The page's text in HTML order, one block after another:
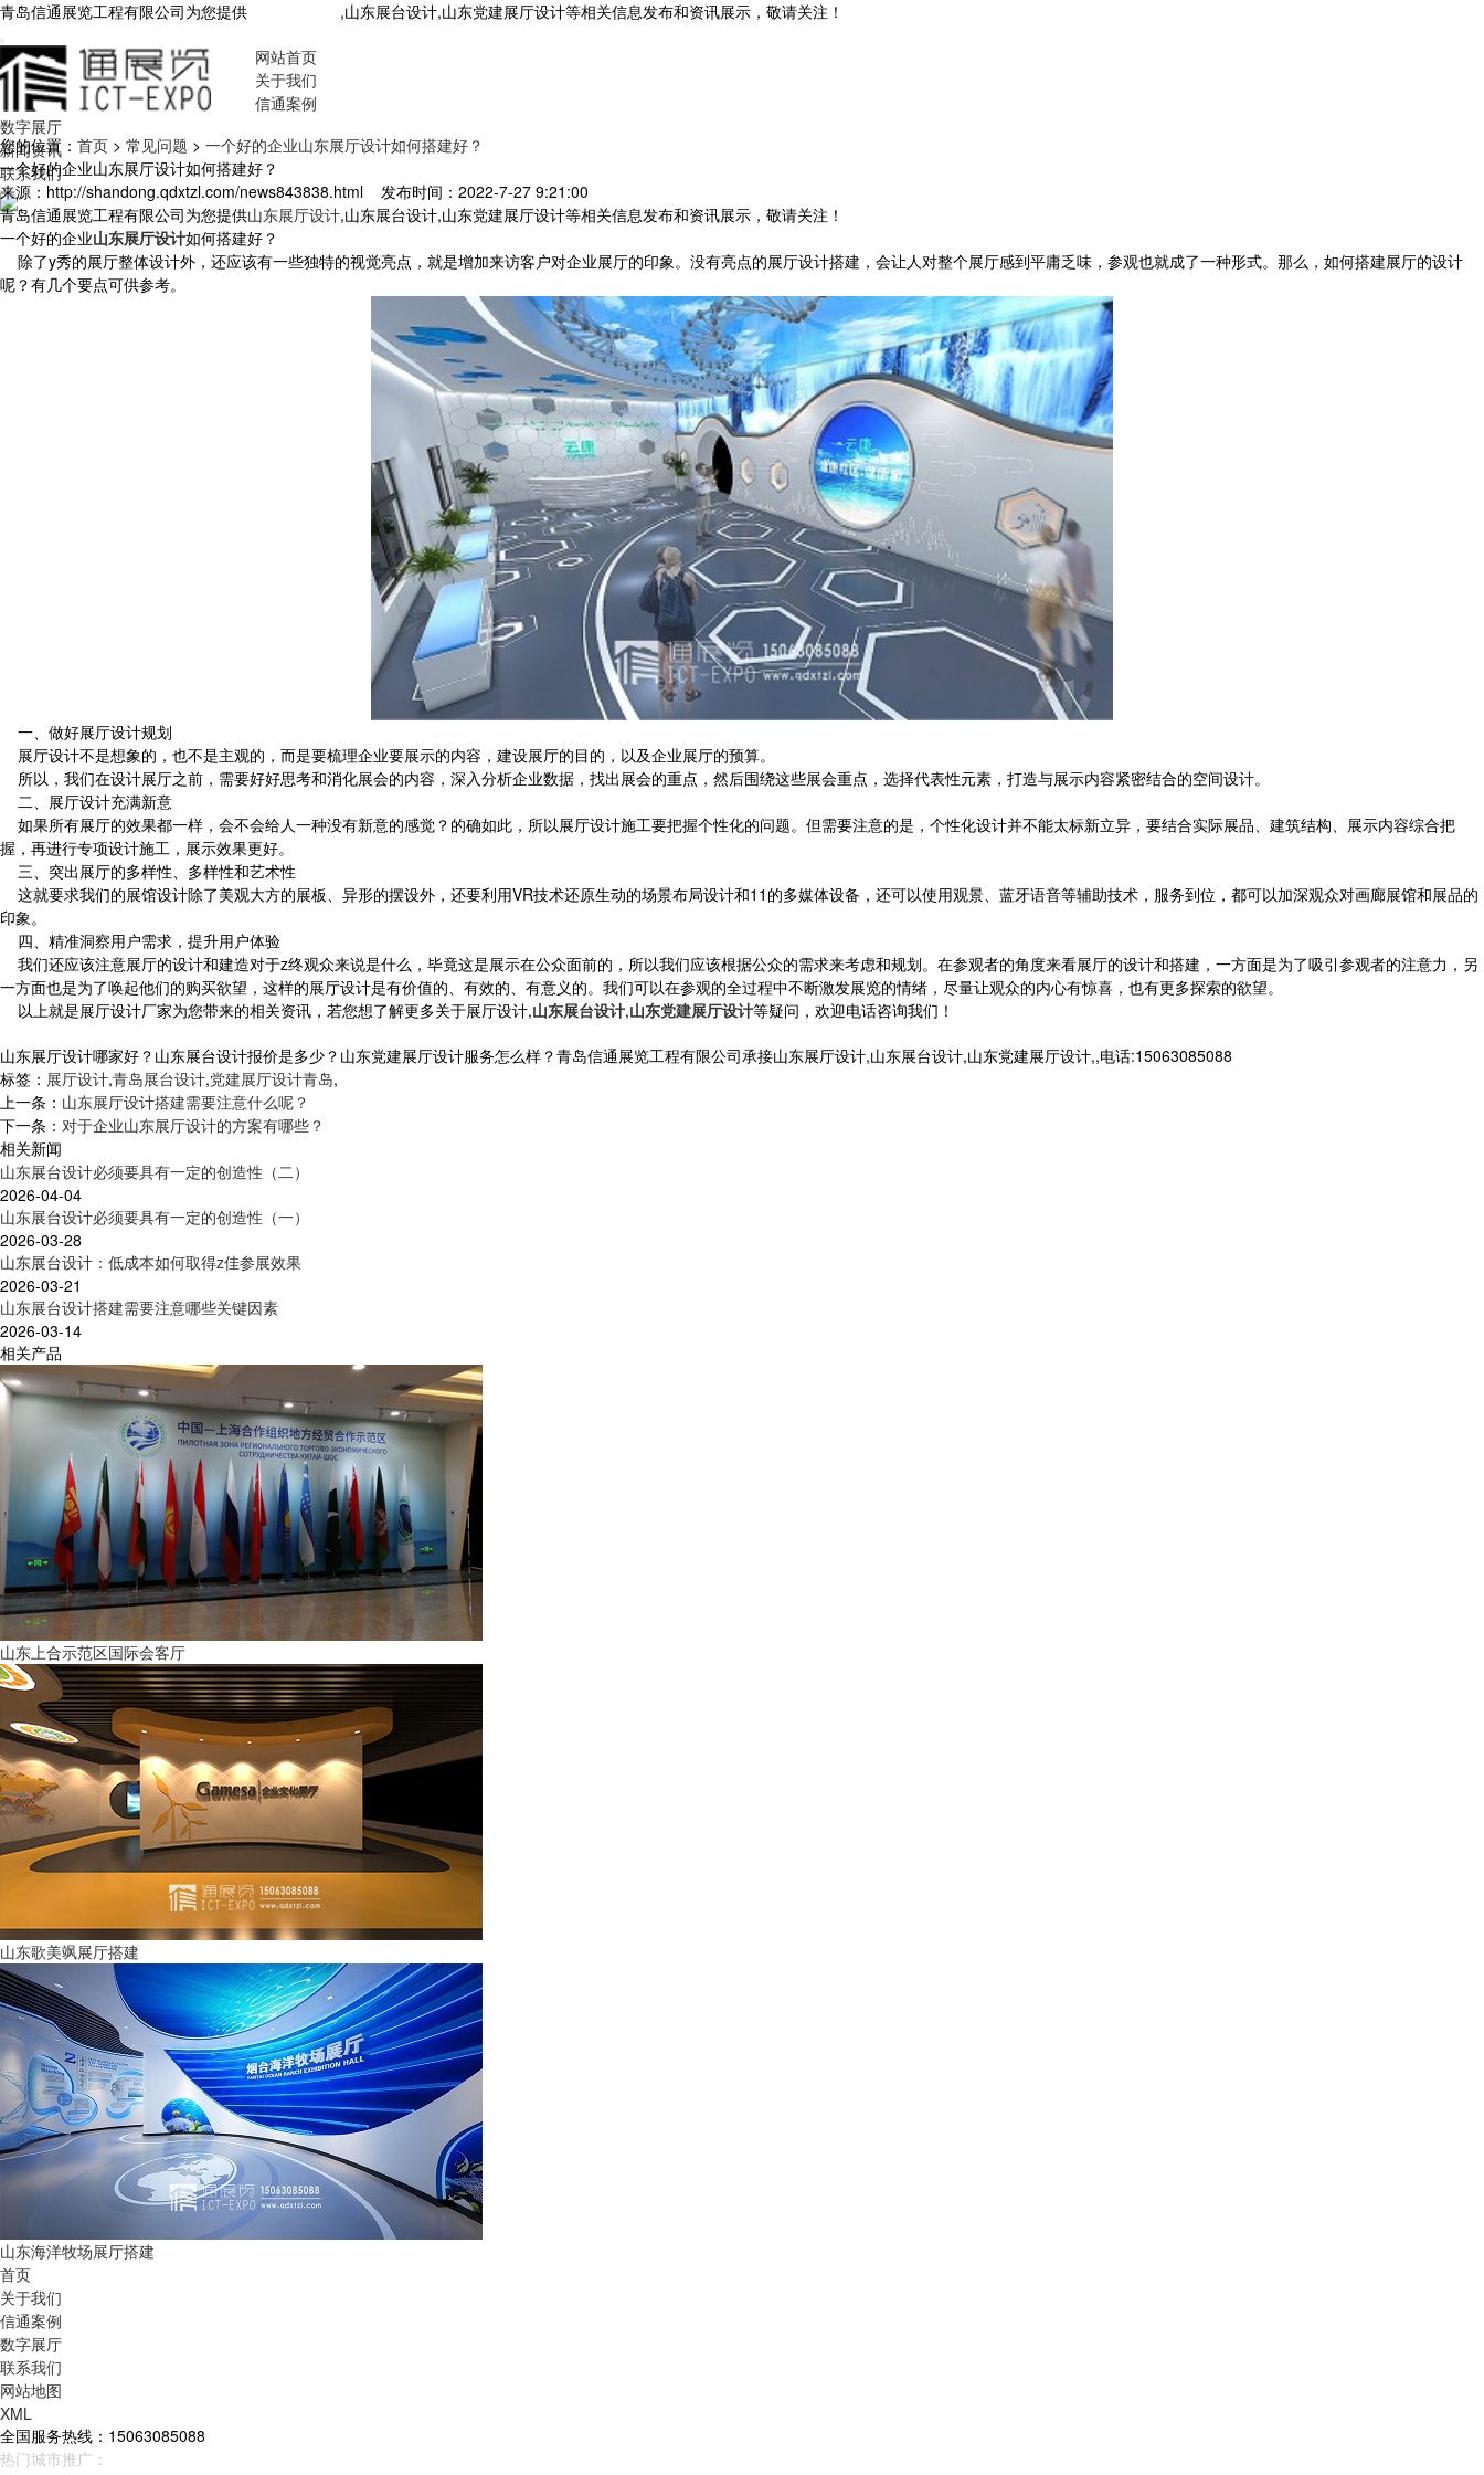
青岛信通展览工程有限公司为您提供 ,山东展台设计,山东党建展厅设计等相关信息发布和资讯展示，敬请关注！
网站首页
关于我们
信通案例
数字展厅
新闻资讯
联系我们
您的位置： 首页 > 常见问题 > 一个好的企业山东展厅设计如何搭建好？
一个好的企业山东展厅设计如何搭建好？
来源：http://shandong.qdxtzl.com/news843838.html 发布时间：2022-7-27 9:21:00
青岛信通展览工程有限公司为您提供山东展厅设计,山东展台设计,山东党建展厅设计等相关信息发布和资讯展示，敬请关注！
一个好的企业山东展厅设计如何搭建好？
除了y秀的展厅整体设计外，还应该有一些独特的视觉亮点，就是增加来访客户对企业展厅的印象。没有亮点的展厅设计搭建，会让人对整个展厅感到平庸乏味，参观也就成了一种形式。那么，如何搭建展厅的设计
呢？有几个要点可供参考。
一、做好展厅设计规划
展厅设计不是想象的，也不是主观的，而是要梳理企业要展示的内容，建设展厅的目的，以及企业展厅的预算。
所以，我们在设计展厅之前，需要好好思考和消化展会的内容，深入分析企业数据，找出展会的重点，然后围绕这些展会重点，选择代表性元素，打造与展示内容紧密结合的空间设计。
二、展厅设计充满新意
如果所有展厅的效果都一样，会不会给人一种没有新意的感觉？的确如此，所以展厅设计施工要把握个性化的问题。但需要注意的是，个性化设计并不能太标新立异，要结合实际展品、建筑结构、展示内容综合把
握，再进行专项设计施工，展示效果更好。
三、突出展厅的多样性、多样性和艺术性
这就要求我们的展馆设计除了美观大方的展板、异形的摆设外，还要利用VR技术还原生动的场景布局设计和11的多媒体设备，还可以使用观景、蓝牙语音等辅助技术，服务到位，都可以加深观众对画廊展馆和展品的
印象。
四、精准洞察用户需求，提升用户体验
我们还应该注意展厅的设计和建造对于z终观众来说是什么，毕竟这是展示在公众面前的，所以我们应该根据公众的需求来考虑和规划。在参观者的角度来看展厅的设计和搭建，一方面是为了吸引参观者的注意力，另
一方面也是为了唤起他们的购买欲望，这样的展厅设计是有价值的、有效的、有意义的。我们可以在参观的全过程中不断激发展览的情绪，尽量让观众的内心有惊喜，也有更多探索的欲望。
以上就是展厅设计厂家为您带来的相关资讯，若您想了解更多关于展厅设计,山东展台设计,山东党建展厅设计等疑问，欢迎电话咨询我们！
山东展厅设计哪家好？山东展台设计报价是多少？山东党建展厅设计服务怎么样？青岛信通展览工程有限公司承接山东展厅设计,山东展台设计,山东党建展厅设计,,电话:15063085088
标签： 展厅设计,青岛展台设计,党建展厅设计青岛,
上一条： 山东展厅设计搭建需要注意什么呢？
下一条： 对于企业山东展厅设计的方案有哪些？
相关新闻
山东展台设计必须要具有一定的创造性（二）
2026-04-04
山东展台设计必须要具有一定的创造性（一）
2026-03-28
山东展台设计：低成本如何取得z佳参展效果
2026-03-21
山东展台设计搭建需要注意哪些关键因素
2026-03-14
相关产品
山东上合示范区国际会客厅
山东歌美飒展厅搭建
山东海洋牧场展厅搭建
首页
关于我们
信通案例
数字展厅
联系我们
网站地图
XML
全国服务热线：15063085088
热门城市推广：